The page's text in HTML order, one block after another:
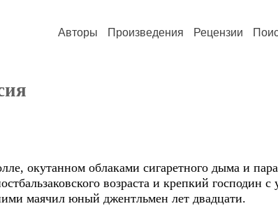
Авторы Произведения Рецензии
окутанном облаками сигаретного дыма и
возраста и крепкий господин
маячил юный джентльмен лет двадцати.